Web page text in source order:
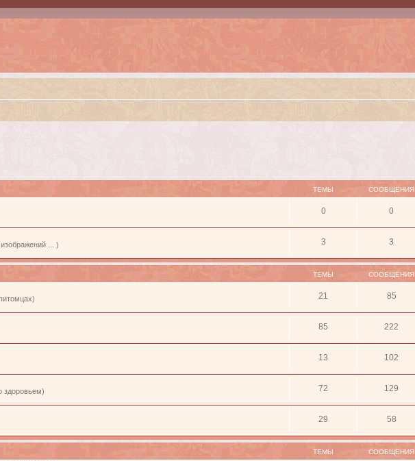
ТЕМЫ СООБЩЕНИЯ
0 0
... ) 3 3
ТЕМЫ СООБЩЕНИЯ
21 85
85 222
13 102
здоровьем) 72 129
29 58
ТЕМЫ СООБЩЕНИЯ